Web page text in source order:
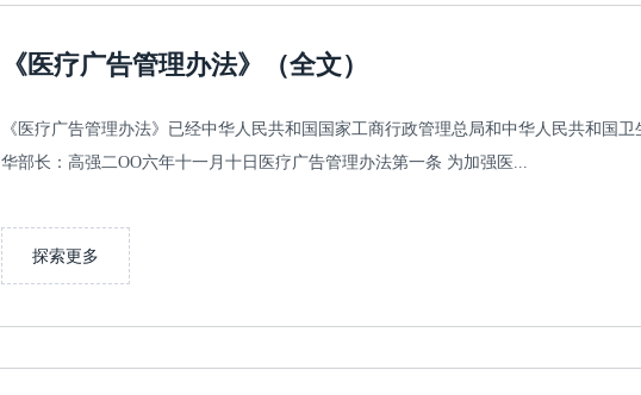
《医疗广告管理办法》（全文）
《医疗广告管理办法》已经中华人民共和国国家工商行政管理总局和中华人民共和国
华部长：高强二OO六年十一月十日医疗广告管理办法第一条 为加强医...
探索更多